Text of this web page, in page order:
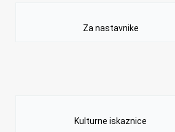
Za nastavnike
Kulturne iskaznice